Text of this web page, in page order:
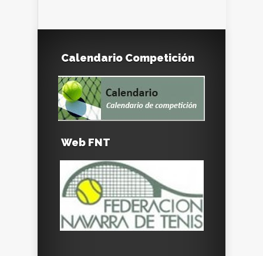
Calendario Competición
Web FNT